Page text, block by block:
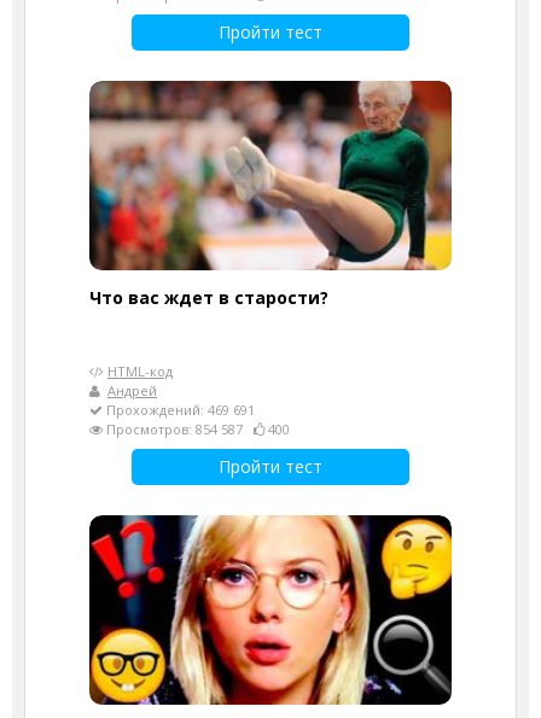
Пройти тест
Что вас ждет в старости?
HTML-код
Андрей
Прохождений: 469 691
Просмотров: 854 587
400
Пройти тест